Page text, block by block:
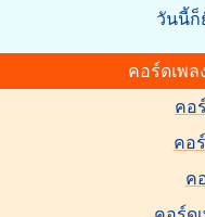
วันนี้ก็
คอร์ดเพล
คอ
คอ
ค